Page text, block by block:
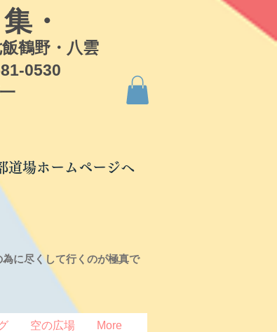
・
鶴野・八雲
0530
道場ホームページへ
に尽くして行くのが極真で
空の広場 More